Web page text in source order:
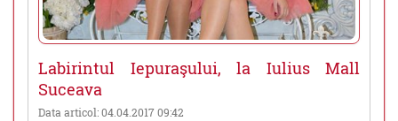
Labirintul Iepuraşului, la Iulius Mall
Suceava
Data articol: 04.04.2017 09:42